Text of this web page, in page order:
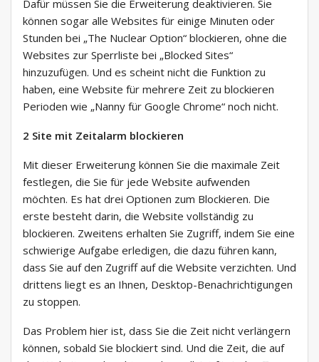
Dafür müssen Sie die Erweiterung deaktivieren. Sie
können sogar alle Websites für einige Minuten oder
Stunden bei „The Nuclear Option“ blockieren, ohne die
Websites zur Sperrliste bei „Blocked Sites“
hinzuzufügen. Und es scheint nicht die Funktion zu
haben, eine Website für mehrere Zeit zu blockieren
Perioden wie „Nanny für Google Chrome“ noch nicht.
2 Site mit Zeitalarm blockieren
Mit dieser Erweiterung können Sie die maximale Zeit
festlegen, die Sie für jede Website aufwenden
möchten. Es hat drei Optionen zum Blockieren. Die
erste besteht darin, die Website vollständig zu
blockieren. Zweitens erhalten Sie Zugriff, indem Sie eine
schwierige Aufgabe erledigen, die dazu führen kann,
dass Sie auf den Zugriff auf die Website verzichten. Und
drittens liegt es an Ihnen, Desktop-Benachrichtigungen
zu stoppen.
Das Problem hier ist, dass Sie die Zeit nicht verlängern
können, sobald Sie blockiert sind. Und die Zeit, die auf